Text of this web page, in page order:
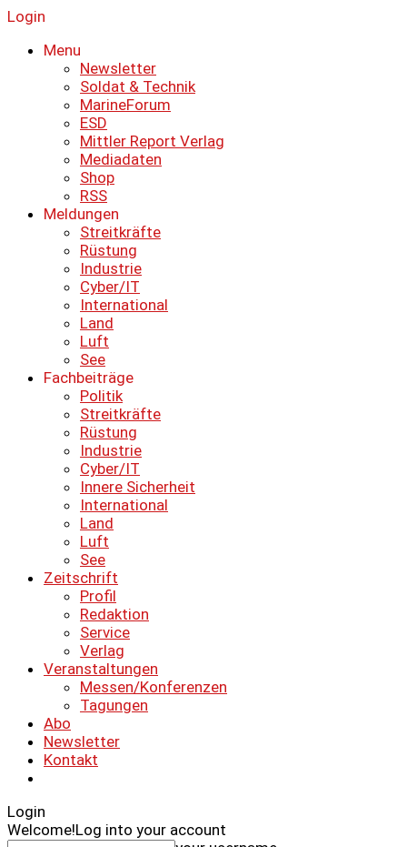
Login
Menu
Newsletter
Soldat & Technik
MarineForum
ESD
Mittler Report Verlag
Mediadaten
Shop
RSS
Meldungen
Streitkräfte
Rüstung
Industrie
Cyber/IT
International
Land
Luft
See
Fachbeiträge
Politik
Streitkräfte
Rüstung
Industrie
Cyber/IT
Innere Sicherheit
International
Land
Luft
See
Zeitschrift
Profil
Redaktion
Service
Verlag
Veranstaltungen
Messen/Konferenzen
Tagungen
Abo
Newsletter
Kontakt
Login
Welcome!Log into your account